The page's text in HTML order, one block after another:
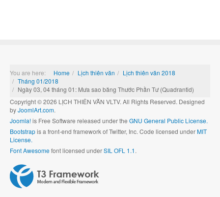
You are here: Home Lịch thiên văn
Lịch thiên văn 2018
Tháng 01/2018
Ngày 03, 04 tháng 01: Mưa sao băng Thước Phần Tư (Quadrantid)
Copyright © 2026 LỊCH THIÊN VĂN VLTV. All Rights Reserved. Designed
byJoomlArt.com.
Joomla!is Free Software released under the GNU General Public License.
Bootstrapis a front-end framework of Twitter, Inc. Code licensed underMIT
License.
Font Awesomefont licensed underSIL OFL 1.1.